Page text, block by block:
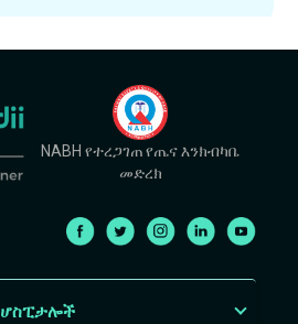
NABH የተረጋገጠ የጤና እንክብካቤ
መድረክ
ሆስፒታሎች